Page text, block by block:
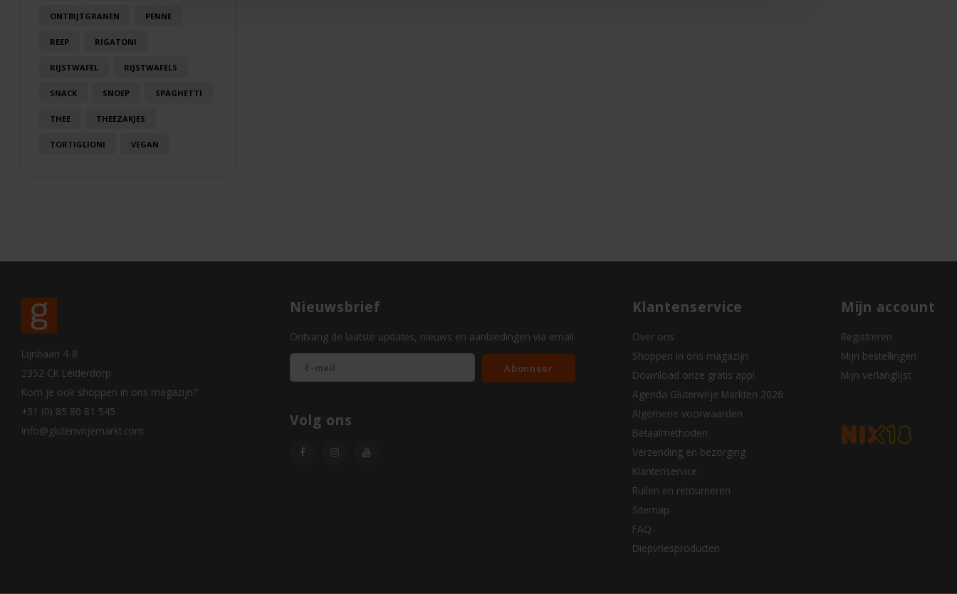
ONTBIJTGRANEN PENNE
REEP RIGATONI
RIJSTWAFEL RIJSTWAFELS
SNACK SNOEP SPAGHETTI
THEE THEEZAKJES
TORTIGLIONI VEGAN
Lijnbaan 4-8
2352 CK Leiderdorp
Kom je ook shoppen in ons magazijn?
+31 (0) 85 80 81 545
info@glutenvrijemarkt.com
Nieuwsbrief
Ontvang de laatste updates, nieuws en aanbiedingen via email
Abonneer
Volg ons
Klantenservice
Over ons
Shoppen in ons magazijn
Download onze gratis app!
Agenda Glutenvrije Markten 2026
Algemene voorwaarden
Betaalmethoden
Verzending en bezorging
Klantenservice
Ruilen en retourneren
Sitemap
FAQ
Diepvriesproducten
Mijn account
Registreren
Mijn bestellingen
Mijn verlanglijst